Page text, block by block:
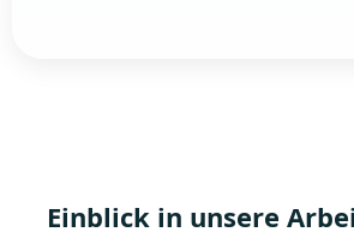
Einblick in unsere